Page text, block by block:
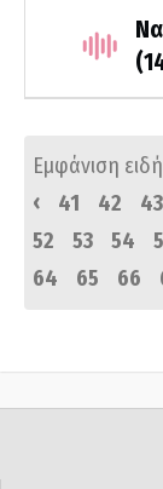
Εμφάνιση
‹
41 42 43
52
53 54
64
65 66